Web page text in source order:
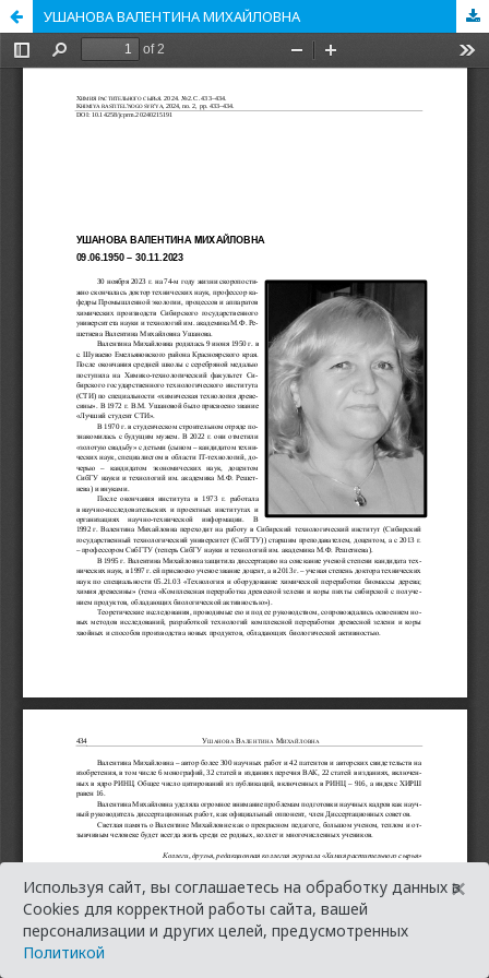
УШАНОВА ВАЛЕНТИНА МИХАЙЛОВНА
Используя сайт, вы соглашаетесь на обработку данных в
Cookies для корректной работы сайта, вашей
персонализации и других целей, предусмотренных
Политикой
×